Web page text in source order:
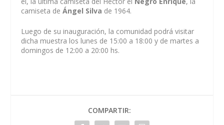
camiseta deÁngel Silva de 1964.
Luego de su inauguración, la comunidad podrá visitar
dicha muestra los lunes de 15:00 a 18:00 y de martes a
domingos de 12:00 a 20:00 hs.
COMPARTIR: